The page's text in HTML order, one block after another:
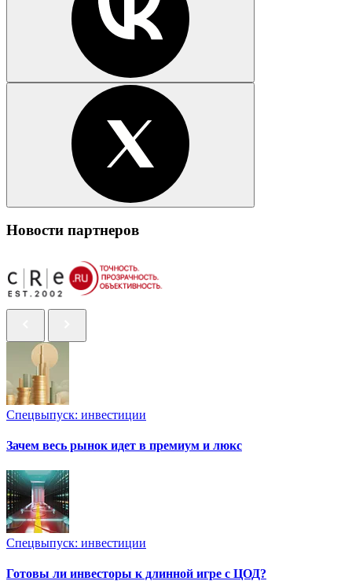
Новости партнеров
Спецвыпуск: инвестиции
Зачем весь рынок идет в премиум и люкс
Спецвыпуск: инвестиции
Готовы ли инвесторы к длинной игре с ЦОД?